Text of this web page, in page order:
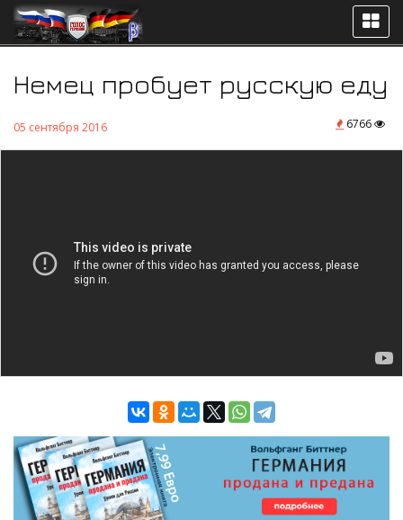
Немец пробует русскую еду
05 сентября 2016 6766